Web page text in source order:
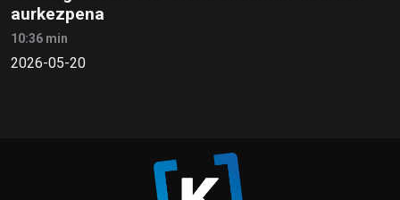
aurkezpena
10:36 min
2026-05-20